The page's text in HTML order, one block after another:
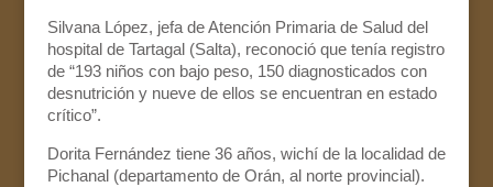
Silvana López, jefa de Atención Primaria de Salud del
hospital de Tartagal (Salta), reconoció que tenía registro
de “193 niños con bajo peso, 150 diagnosticados con
desnutrición y nueve de ellos se encuentran en estado
crítico”.
Dorita Fernández tiene 36 años, wichí de la localidad de
Pichanal (departamento de Orán, al norte provincial).